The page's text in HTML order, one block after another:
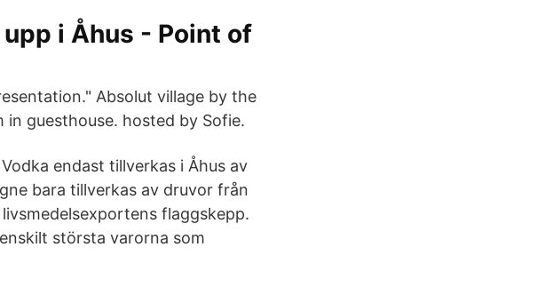
i Åhus - Point of
Absolut village by the
in guesthouse. hosted by Sofie.
endast tillverkas i Åhus av
bara tillverkas av druvor från
flaggskepp.
största varorna som